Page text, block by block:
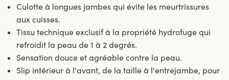
Culotte à longues jambes qui évite les meurtrissures
aux cuisses.
Tissu technique exclusif à la propriété hydrofuge qui
refroidit la peau de 1 à 2 degrés.
Sensation douce et agréable contre la peau.
Slip intérieur à l'avant, de la taille à l'entrejambe, pour